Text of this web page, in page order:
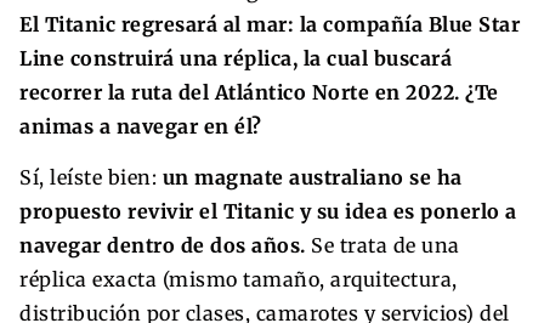
El Titanic regresará al mar: la compañía Blue Star
Line construirá una réplica, la cual buscará
recorrer la ruta del Atlántico Norte en 2022. ¿Te
animas a navegar en él?
Sí, leíste bien: un magnate australiano se ha
propuesto revivir el Titanic y su idea es ponerlo a
navegar dentro de dos años. Se trata de una
réplica exacta (mismo tamaño, arquitectura,
distribución por clases, camarotes y servicios) del